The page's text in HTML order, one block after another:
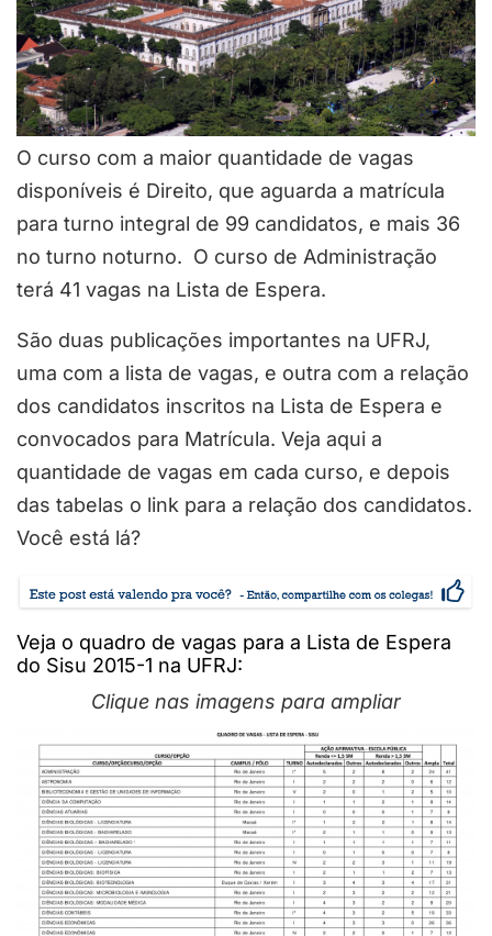
O curso com a maior quantidade de vagas
disponíveis é Direito, que aguarda a matrícula
para turno integral de 99 candidatos, e mais 36
no turno noturno. O curso de Administração
terá 41 vagas na Lista de Espera.
São duas publicações importantes na UFRJ,
uma com a lista de vagas, e outra com a relação
dos candidatos inscritos na Lista de Espera e
convocados para Matrícula. Veja aqui a
quantidade de vagas em cada curso, e depois
das tabelas o link para a relação dos candidatos.
Você está lá?
Veja o quadro de vagas para a Lista de Espera
do Sisu 2015-1 na UFRJ:
Clique nas imagens para ampliar